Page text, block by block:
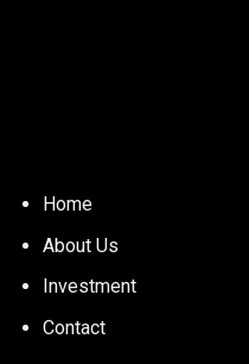
Home
About Us
Investment
Contact